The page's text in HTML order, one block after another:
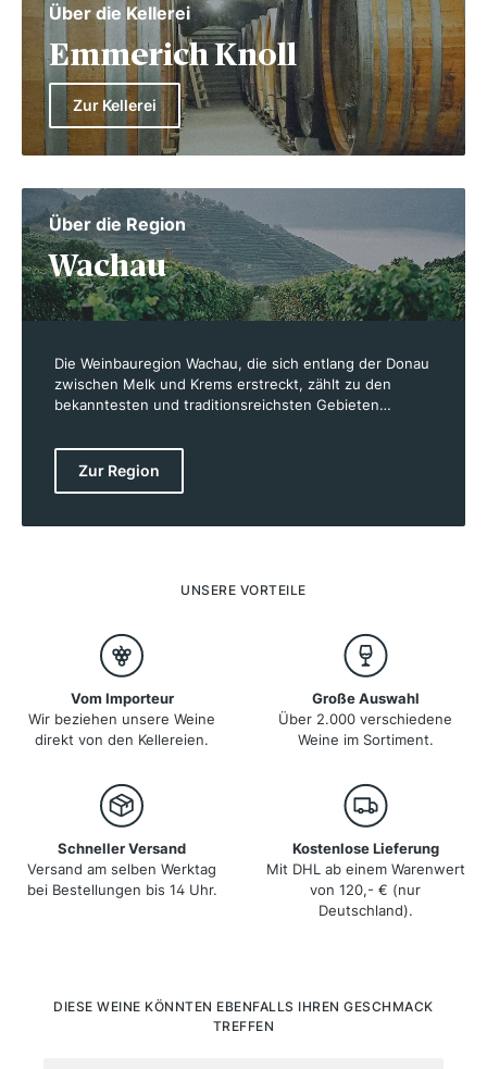
Über die Kellerei
Emmerich Knoll
Zur Kellerei
Über die Region
Wachau
Die Weinbauregion Wachau, die sich entlang der Donau
zwischen Melk und Krems erstreckt, zählt zu den
bekanntesten und traditionsreichsten Gebieten
Wein angebaut, und unter der Herrschaft der
Karolinger erlebte der Weinbau eine erste Blütezeit.
welche zu 40 % mit Trockensteinmauern befestigt
charakteristischen Weine der Region, insbesondere
geschätzt werden.
Zur Region
UNSERE VORTEILE
Vom Importeur
Wir beziehen unsere Weine
direkt von den Kellereien.
Große Auswahl
Über 2.000 verschiedene
Weine im Sortiment.
Schneller Versand
Versand am selben Werktag
bei Bestellungen bis 14 Uhr.
Kostenlose Lieferung
Mit DHL ab einem Warenwert
von 120,- € (nur
Deutschland).
Produktgalerie überspringen
DIESE WEINE KÖNNTEN EBENFALLS IHREN GESCHMACK
TREFFEN